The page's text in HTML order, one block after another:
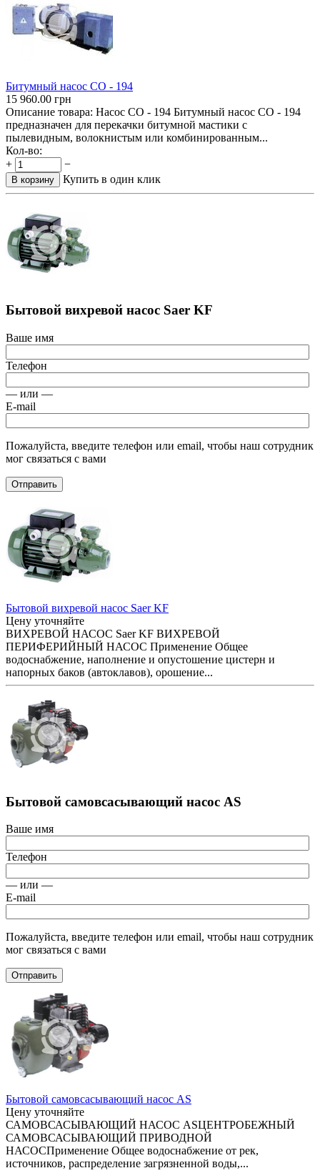
Битумный насос СО - 194
15 960.00 грн
Описание товара: Насос СО - 194 Битумный насос СО - 194
предназначен для перекачки битумной мастики с
пылевидным, волокнистым или комбинированным...
Кол-во:
+
−
В корзину Купить в один клик
Бытовой вихревой насос Saer KF
Ваше имя
Телефон
— или —
E-mail
Пожалуйста, введите телефон или email, чтобы наш сотрудник
мог связаться с вами
Отправить
Бытовой вихревой насос Saer KF
Цену уточняйте
ВИХРЕВОЙ НАСОС Saer KF ВИХРЕВОЙ
ПЕРИФЕРИЙНЫЙ НАСОС Применение Общее
водоснабжение, наполнение и опустошение цистерн и
напорных баков (автоклавов), орошение...
Бытовой самовсасывающий насос AS
Ваше имя
Телефон
— или —
E-mail
Пожалуйста, введите телефон или email, чтобы наш сотрудник
мог связаться с вами
Отправить
Бытовой самовсасывающий насос AS
Цену уточняйте
САМОВСАСЫВАЮЩИЙ НАСОС ASЦЕНТРОБЕЖНЫЙ
САМОВСАСЫВАЮЩИЙ ПРИВОДНОЙ
НАСОСПрименение Общее водоснабжение от рек,
источников, распределение загрязненной воды,...